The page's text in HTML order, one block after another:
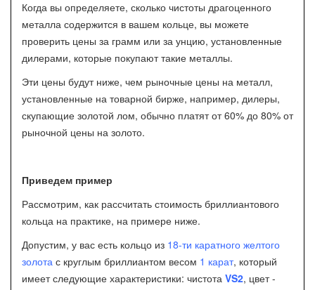
Когда вы определяете, сколько чистоты драгоценного
металла содержится в вашем кольце, вы можете
проверить цены за грамм или за унцию, установленные
дилерами, которые покупают такие металлы.
Эти цены будут ниже, чем рыночные цены на металл,
установленные на товарной бирже, например, дилеры,
скупающие золотой лом, обычно платят от 60% до 80% от
рыночной цены на золото.
Приведем пример
Рассмотрим, как рассчитать стоимость бриллиантового
кольца на практике, на примере ниже.
Допустим, у вас есть кольцо из 18-ти каратного желтого
золота с круглым бриллиантом весом 1 карат, который
имеет следующие характеристики: чистота VS2, цвет -